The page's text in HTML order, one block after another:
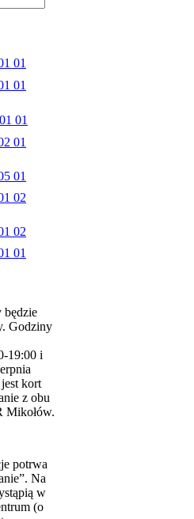
będzie
Godziny
19:00 i
kort
z obu
Mikołów.
potrwa
Na
w
(o